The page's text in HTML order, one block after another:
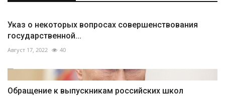
Указ о некоторых вопросах совершенствования
государственной...
Август 17, 2022 40
Обращение к выпускникам российских школ